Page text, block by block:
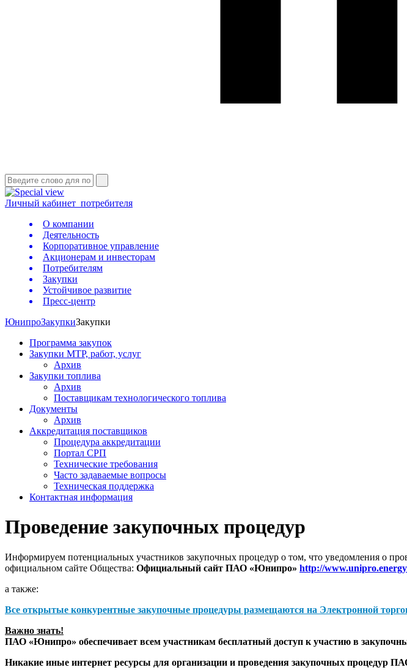
Личный кабинет потребителя
О компании
Деятельность
Корпоративное управление
Акционерам и инвесторам
Потребителям
Закупки
Устойчивое развитие
Пресс-центр
ЮнипроЗакупкиЗакупки
Программа закупок
Закупки МТР, работ, услуг
Архив
Закупки топлива
Архив
Поставщикам технологического топлива
Документы
Архив
Аккредитация поставщиков
Процедура аккредитации
Портал СРП
Технические требования
Часто задаваемые вопросы
Техническая поддержка
Контактная информация
Проведение закупочных процедур
Информируем потенциальных участников закупочных процедур о том, что уведомления о
официальном сайте Общества: Официальный сайт ПАО «Юнипро» http://
а также:
Все открытые конкурентные закупочные процедуры размещаются на Электронной
Важно знать!
ПАО «Юнипро» обеспечивает всем участникам бесплатный доступ к участию в
Никакие иные интернет ресурсы для организации и проведения закупочных процедур